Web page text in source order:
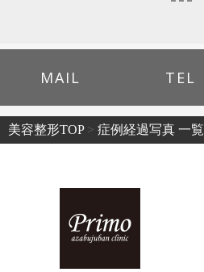
MAIL TEL
美容整形TOP> 症例経過写真 一覧